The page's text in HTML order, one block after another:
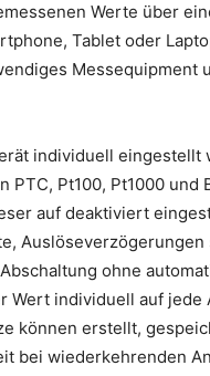
Werte über
Tablet oder
Messequipment
individuell eingestellt
Pt100, Pt1000 und
auf deaktiviert
Auslöseverzögerungen
ohne
Wert individuell auf jede
können erstellt,
bei wiederkehrenden